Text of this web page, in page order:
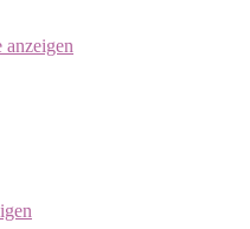
anzeigen